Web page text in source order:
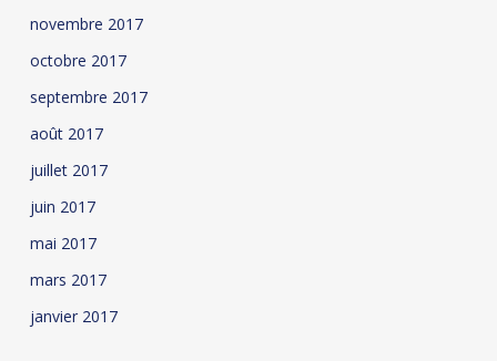
novembre 2017
octobre 2017
septembre 2017
août 2017
juillet 2017
juin 2017
mai 2017
mars 2017
janvier 2017